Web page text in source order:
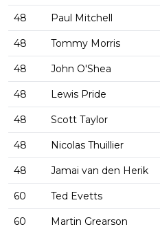
48 Paul Mitchell
48 Tommy Morris
48 John O'Shea
48 Lewis Pride
48 Scott Taylor
48 Nicolas Thuillier
48 Jamai van den Herik
60 Ted Evetts
60 Martin Grearson